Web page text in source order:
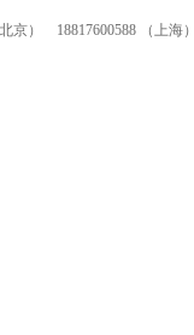
京） 18817600588 （上